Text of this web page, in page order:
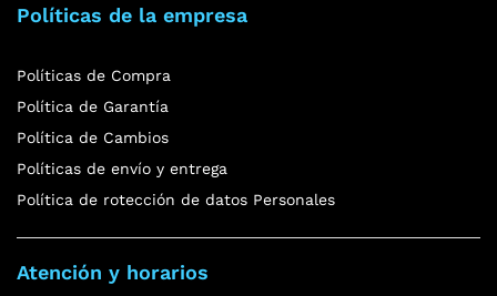
Políticas de la empresa
Políticas de Compra
Política de Garantía
Política de Cambios
Políticas de envío y entrega
Política de rotección de datos Personales
Atención y horarios